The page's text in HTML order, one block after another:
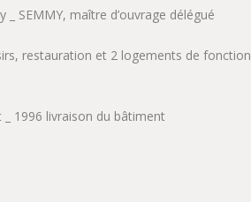
_ SEMMY, maître d’ouvrage délégué
restauration et 2 logements de fonction
1996 livraison du bâtiment